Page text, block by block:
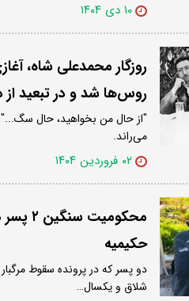
۱۰ دی ۱۴۰۴
روزگار محمدعلی شاه،
روس‌ها شد و در تبعید از
"از حال من بخواهید، حال سگ..."
می‌راند.
۰۲ فروردین ۱۴۰۴
حکیمیه
شلاق و یکسال…